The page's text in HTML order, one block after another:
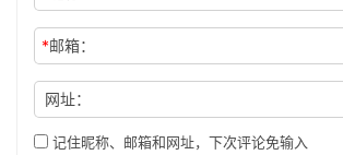
*邮箱：
网址：
记住昵称、邮箱和网址，下次评论免输入